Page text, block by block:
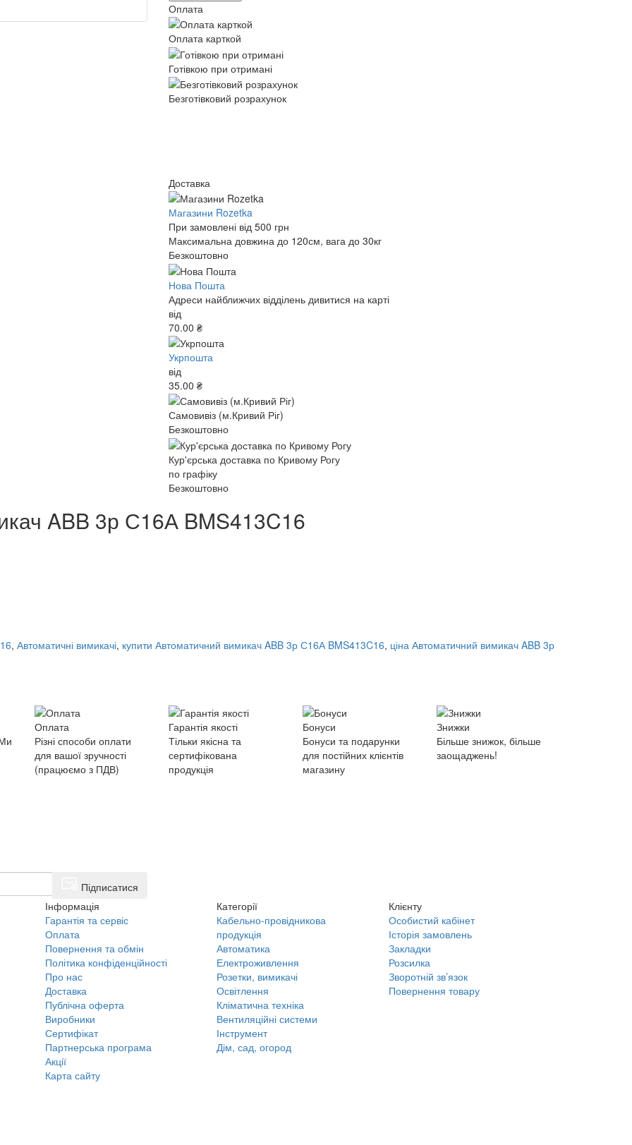
Оплата
Оплата карткой
Готівкою при отримані
Безготівковий розрахунок
Доставка
Магазини Rozetka
При замовлені від 500 грн
Максимальна довжина до 120см, вага до 30кг
Безкоштовно
Нова Пошта
Адреси найближчих відділень дивитися на карті
від
70.00 ₴
Укрпошта
від
35.00 ₴
Самовивіз (м.Кривий Ріг)
Безкоштовно
Кур'єрська доставка по Кривому Рогу
по графіку
Безкоштовно
ABB 3р С16А BMS413C16
, Автоматичні вимикачі, купити Автоматичний вимикач ABB 3р С16А BMS413C16, ціна Автоматичний вимикач ABB 3р
Оплата
Різні способи оплати
для вашої зручності
(працюємо з ПДВ)
Гарантія якості
Тільки якісна та
сертифікована
продукція
Бонуси
Бонуси та подарунки
для постійних клієнтів
магазину
Знижки
Більше знижок, більше
заощаджень!
Підписатися
Інформація
Гарантія та сервіс
Оплата
Повернення та обмін
Політика конфіденційності
Про нас
Доставка
Публічна оферта
Виробники
Сертифікат
Партнерська програма
Акції
Карта сайту
Категорії
Кабельно-провідникова
продукція
Автоматика
Електроживлення
Розетки, вимикачі
Освітлення
Кліматична техніка
Вентиляційні системи
Інструмент
Дім, сад, огород
Клієнту
Особистий кабінет
Історія замовлень
Закладки
Розсилка
Зворотній зв’язок
Повернення товару